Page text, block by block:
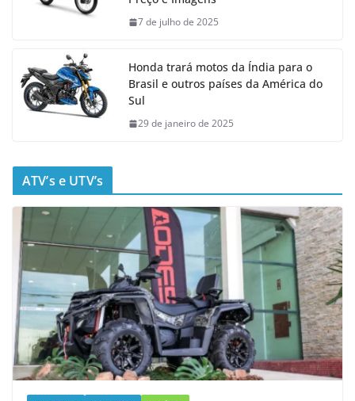
7 de julho de 2025
Honda trará motos da Índia para o
Brasil e outros países da América do
Sul
29 de janeiro de 2025
ATV’s e UTV’s